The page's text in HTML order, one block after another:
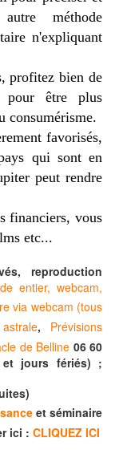
méthode
n'expliquant
profitez bien de
pour être plus
consumérisme.
favorisés,
qui sont en
peut rendre
financiers, vous
etc...
reproduction
entier, webcam,
via webcam (tous
, Prévisions
de Belline 06 60
et jours fériés) ;
et séminaire
ici : CLIQUEZ ICI